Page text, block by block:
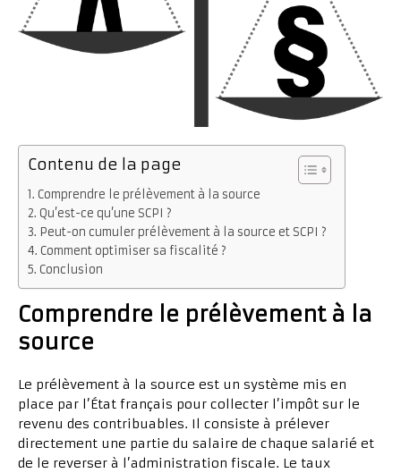
Contenu de la page
Comprendre le prélèvement à la source
Qu’est-ce qu’une SCPI ?
Peut-on cumuler prélèvement à la source et SCPI ?
Comment optimiser sa fiscalité ?
Conclusion
Comprendre le prélèvement à la
source
Le prélèvement à la source est un système mis en
place par l’État français pour collecter l’impôt sur le
revenu des contribuables. Il consiste à prélever
directement une partie du salaire de chaque salarié et
de le reverser à l’administration fiscale. Le taux